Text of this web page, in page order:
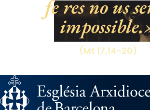
fe res no us
impossible.
(Mt 17,14-20)